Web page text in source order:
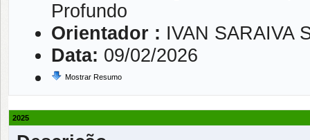
Profundo
Orientador : IVAN SARAIVA
Data: 09/02/2026
Mostrar Resumo
2025